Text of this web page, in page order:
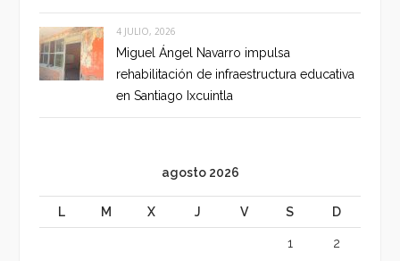
4 JULIO, 2026
Miguel Ángel Navarro impulsa
rehabilitación de infraestructura educativa
en Santiago Ixcuintla
agosto 2026
L M X J V S D
1 2